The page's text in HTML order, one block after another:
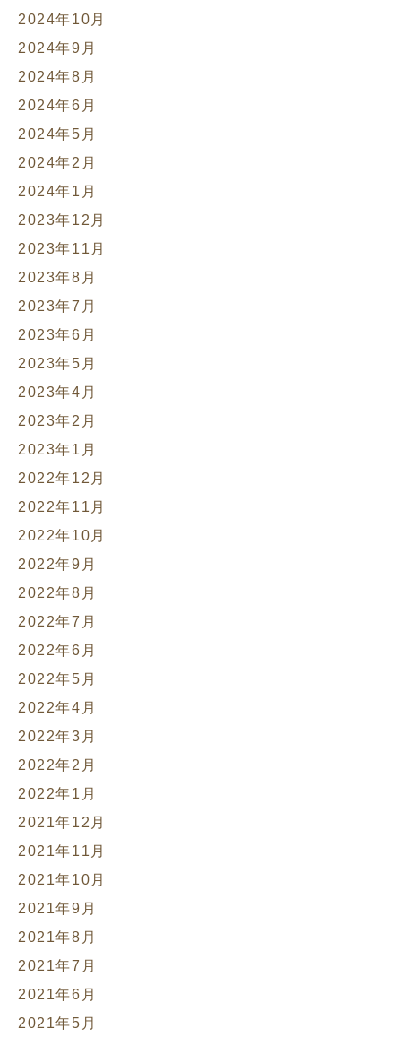
2024年10月
2024年9月
2024年8月
2024年6月
2024年5月
2024年2月
2024年1月
2023年12月
2023年11月
2023年8月
2023年7月
2023年6月
2023年5月
2023年4月
2023年2月
2023年1月
2022年12月
2022年11月
2022年10月
2022年9月
2022年8月
2022年7月
2022年6月
2022年5月
2022年4月
2022年3月
2022年2月
2022年1月
2021年12月
2021年11月
2021年10月
2021年9月
2021年8月
2021年7月
2021年6月
2021年5月